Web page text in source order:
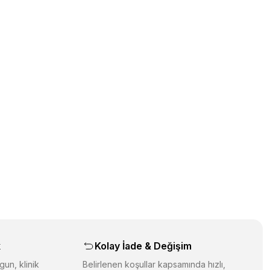
klinik
Kolay İade & Değişim
Belirlenen koşullar kapsamında hızlı,